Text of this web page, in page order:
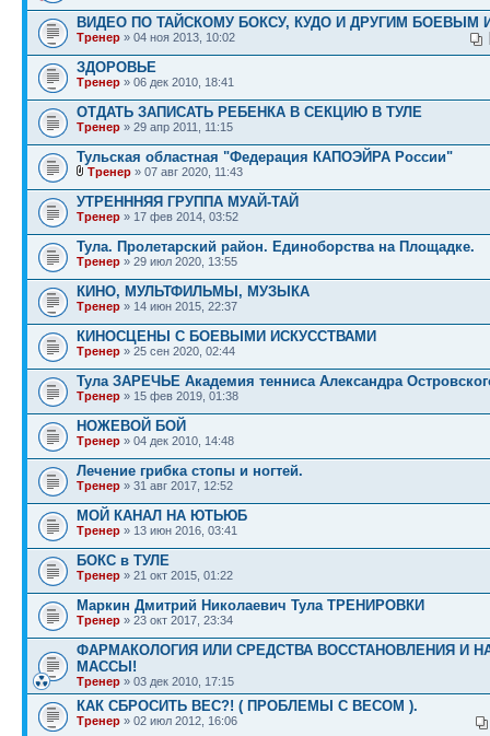
ВИДЕО ПО ТАЙСКОМУ БОКСУ, КУДО И ДРУГИМ БОЕВЫМ
Тренер » 04 ноя 2013, 10:02
ЗДОРОВЬЕ
Тренер » 06 дек 2010, 18:41
ОТДАТЬ ЗАПИСАТЬ РЕБЕНКА В СЕКЦИЮ В ТУЛЕ
Тренер » 29 апр 2011, 11:15
Тульская областная "Федерация КАПОЭЙРА России"
Тренер » 07 авг 2020, 11:43
УТРЕНННЯЯ ГРУППА МУАЙ-ТАЙ
Тренер » 17 фев 2014, 03:52
Тула. Пролетарский район. Единоборства на Площадке.
Тренер » 29 июл 2020, 13:55
КИНО, МУЛЬТФИЛЬМЫ, МУЗЫКА
Тренер » 14 июн 2015, 22:37
КИНОСЦЕНЫ С БОЕВЫМИ ИСКУССТВАМИ
Тренер » 25 сен 2020, 02:44
Тула ЗАРЕЧЬЕ Академия тенниса Александра
Тренер » 15 фев 2019, 01:38
НОЖЕВОЙ БОЙ
Тренер » 04 дек 2010, 14:48
Лечение грибка стопы и ногтей.
Тренер » 31 авг 2017, 12:52
МОЙ КАНАЛ НА ЮТЬЮБ
Тренер » 13 июн 2016, 03:41
БОКС в ТУЛЕ
Тренер » 21 окт 2015, 01:22
Маркин Дмитрий Николаевич Тула ТРЕНИРОВКИ
Тренер » 23 окт 2017, 23:34
ФАРМАКОЛОГИЯ ИЛИ СРЕДСТВА ВОССТАНОВЛЕНИЯ И
МАССЫ!
Тренер » 03 дек 2010, 17:15
КАК СБРОСИТЬ ВЕС?! ( ПРОБЛЕМЫ С ВЕСОМ ).
Тренер » 02 июл 2012, 16:06